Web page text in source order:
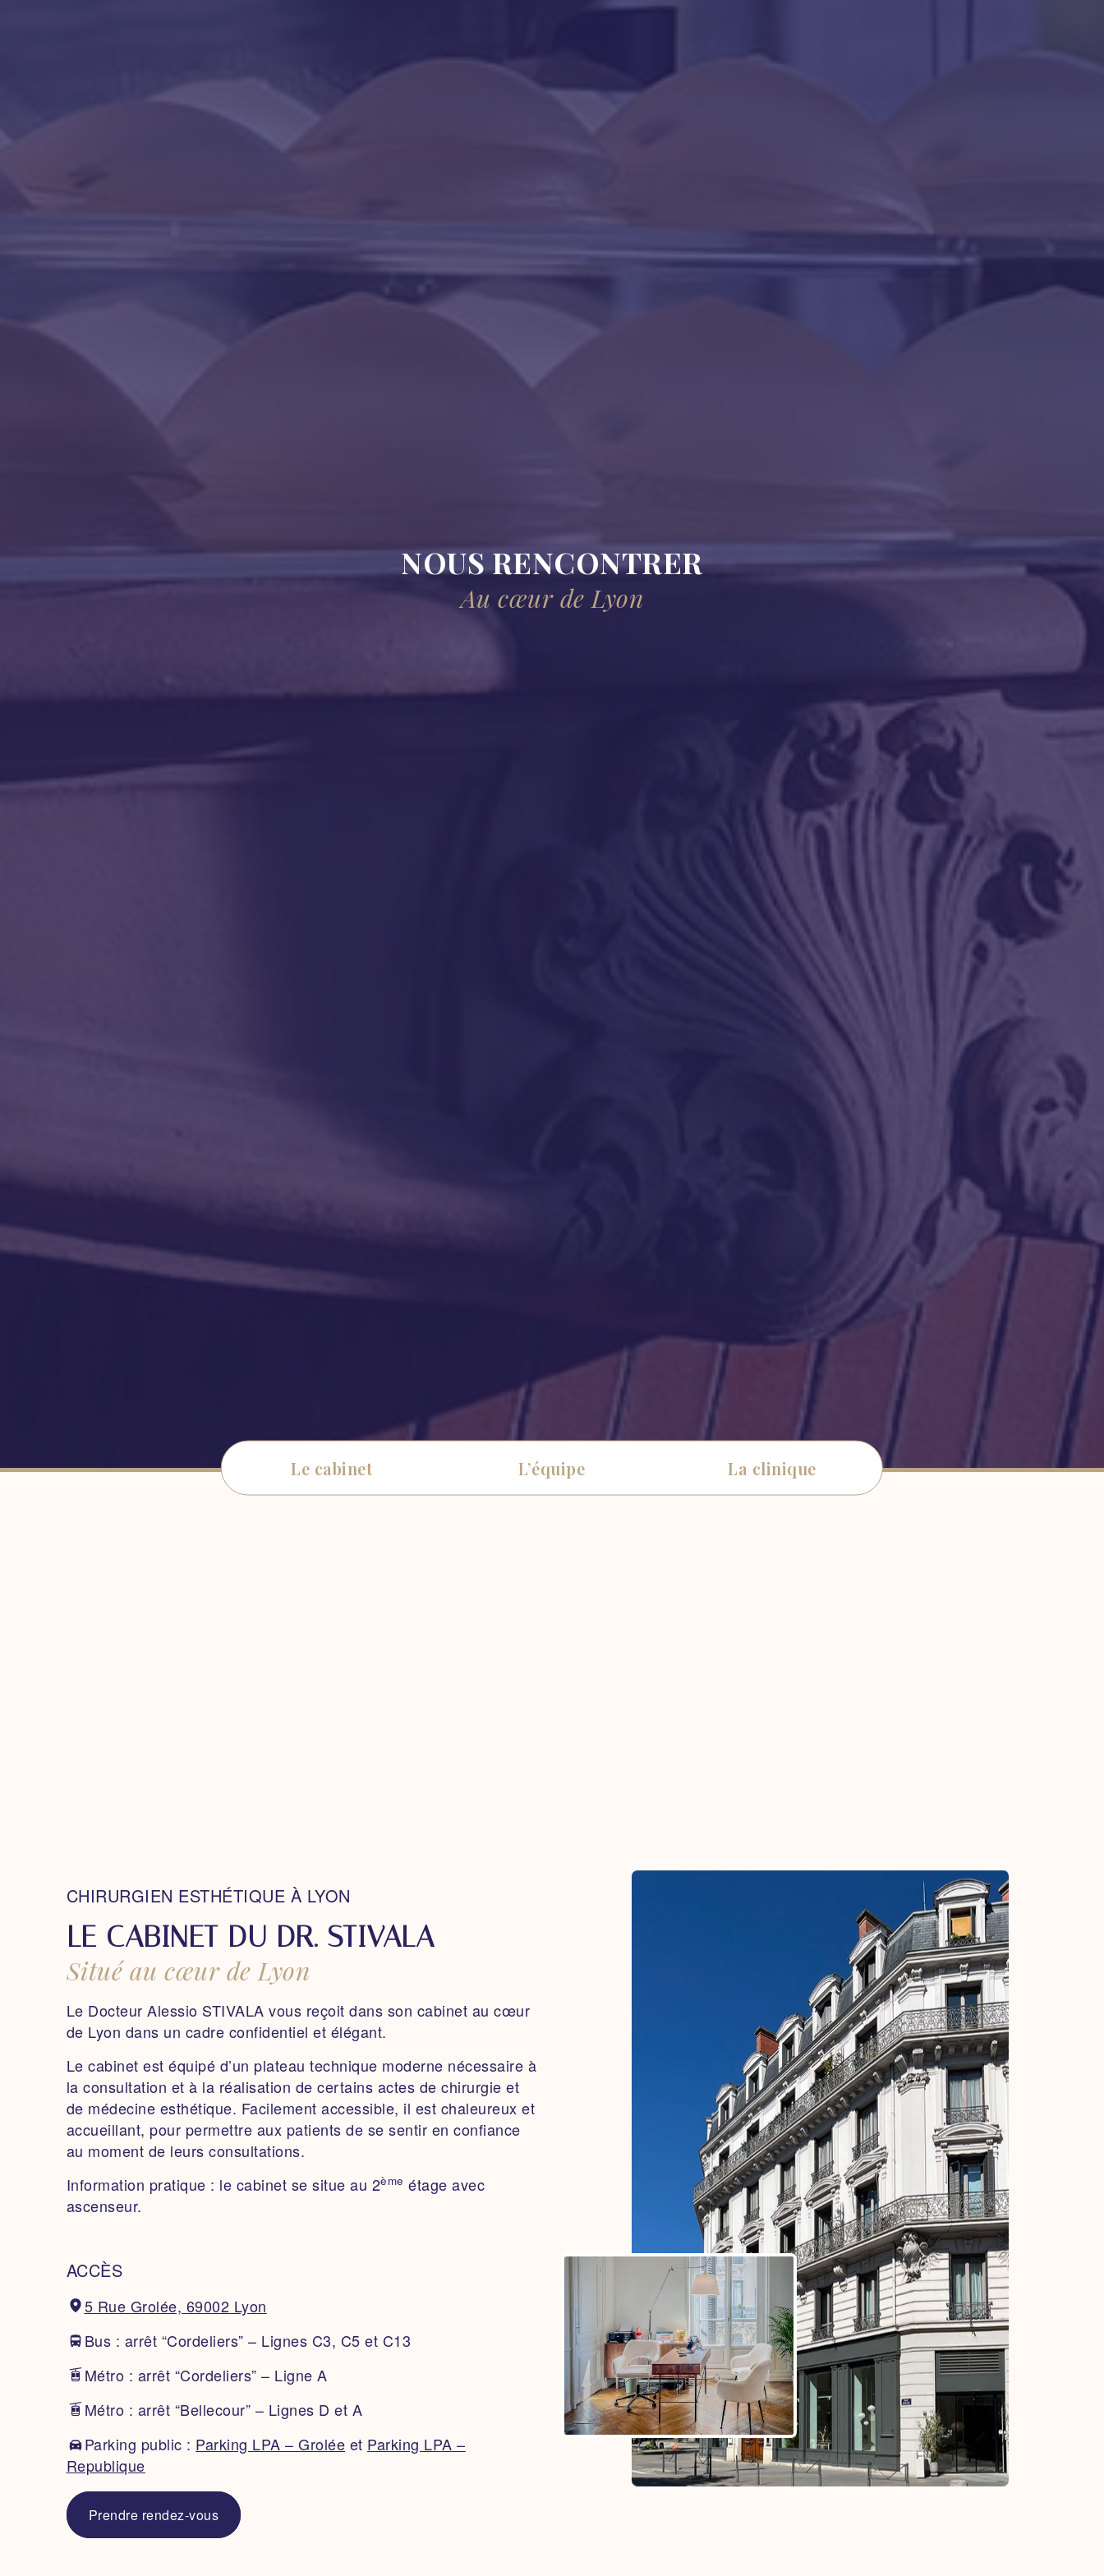
NOUS RENCONTRER
Au cœur de Lyon
Le cabinet L’équipe La clinique
CHIRURGIEN ESTHÉTIQUE À LYON
LE CABINET DU DR. STIVALA
Situé au cœur de Lyon
Le Docteur Alessio STIVALA vous reçoit dans son cabinet au cœur
de Lyon dans un cadre confidentiel et élégant.
Le cabinet est équipé d’un plateau technique moderne nécessaire à
la consultation et à la réalisation de certains actes de chirurgie et
de médecine esthétique. Facilement accessible, il est chaleureux et
accueillant, pour permettre aux patientsde se sentir en confiance
au moment de leurs consultations.
Information pratique : le cabinet se situe au 2ème étage avec
ascenseur.
ACCÈS
5 Rue Grolée, 69002 Lyon
Bus : arrêt “Cordeliers” – Lignes C3, C5 et C13
Métro : arrêt “Cordeliers” – Ligne A
Métro : arrêt “Bellecour” – Lignes D et A
Parking public : Parking LPA – Grolée et Parking LPA –
Republique
Prendre rendez-vous